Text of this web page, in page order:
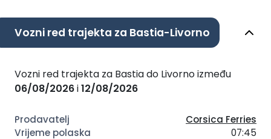
Vozni red trajekta za Bastia-Livorno
Vozni red trajekta za Bastia do Livorno između
06/08/2026i12/08/2026
Corsica Ferries
07:45